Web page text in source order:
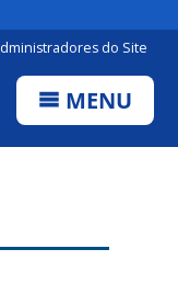
do Site
MENU